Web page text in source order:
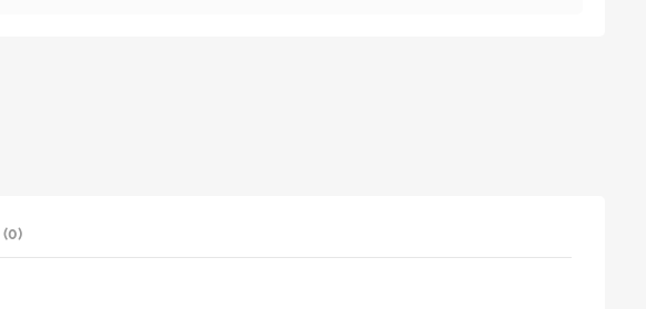
(0)